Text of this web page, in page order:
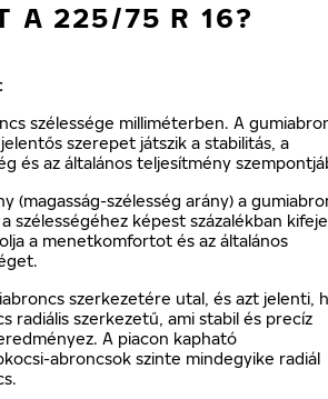
A 225/75 R 16?
szélessége milliméterben. A
szerepet játszik a stabilitás, a
és az általános teljesítmény
(magasság-szélesség arány) a
a szélességéhez képest százalékban
a menetkomfortot és az általános
szerkezetére utal, és azt jelenti,
radiális szerkezetű, ami stabil és precíz
A piacon kapható
abroncsok szinte mindegyike radiál